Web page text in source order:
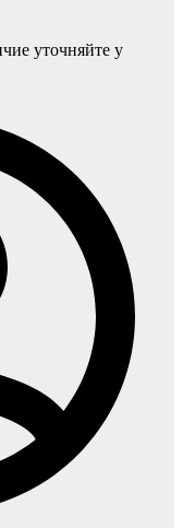
уточняйте у